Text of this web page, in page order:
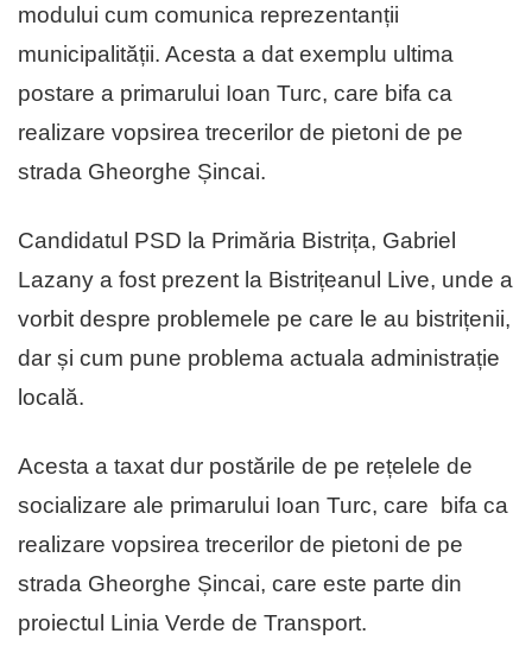
modului cum comunica reprezentanții
municipalității. Acesta a dat exemplu ultima
postare a primarului Ioan Turc, care bifa ca
realizare vopsirea trecerilor de pietoni de pe
strada Gheorghe Șincai.
Candidatul PSD la Primăria Bistrița, Gabriel
Lazany a fost prezent la Bistrițeanul Live, unde a
vorbit despre problemele pe care le au bistrițenii,
dar și cum pune problema actuala administrație
locală.
Acesta a taxat dur postările de pe rețelele de
socializare ale primarului Ioan Turc, care bifa ca
realizare vopsirea trecerilor de pietoni de pe
strada Gheorghe Șincai, care este parte din
proiectul Linia Verde de Transport.